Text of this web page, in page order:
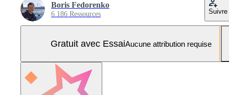
Boris Fedorenko
6 186 Ressources Suivre
Gratuit avec EssaiAucune attribution requise